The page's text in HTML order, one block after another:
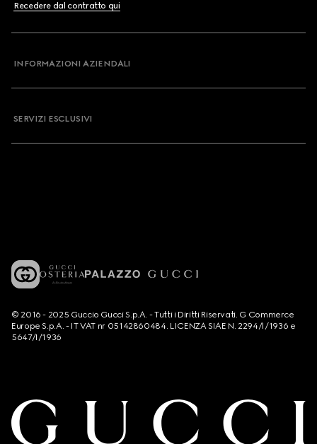
Recedere dal contratto qui
INFORMAZIONI AZIENDALI
SERVIZI ESCLUSIVI
© 2016 - 2025 Guccio Gucci S.p.A. - Tutti i Diritti Riservati. G Commerce
Europe S.p.A. - IT VAT nr 05142860484. LICENZA SIAE N. 2294/I/1936 e
5647/I/1936